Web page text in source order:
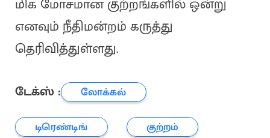
மிக மோசமான குற்றங்களில் ஒன்று
எனவும் நீதிமன்றம் கருத்து
தெரிவித்துள்ளது.
டேக்ஸ் :
லோக்கல்
டிரெண்டிங்
குற்றம்